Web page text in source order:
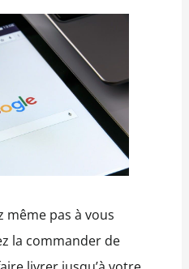
même pas à vous
la commander de